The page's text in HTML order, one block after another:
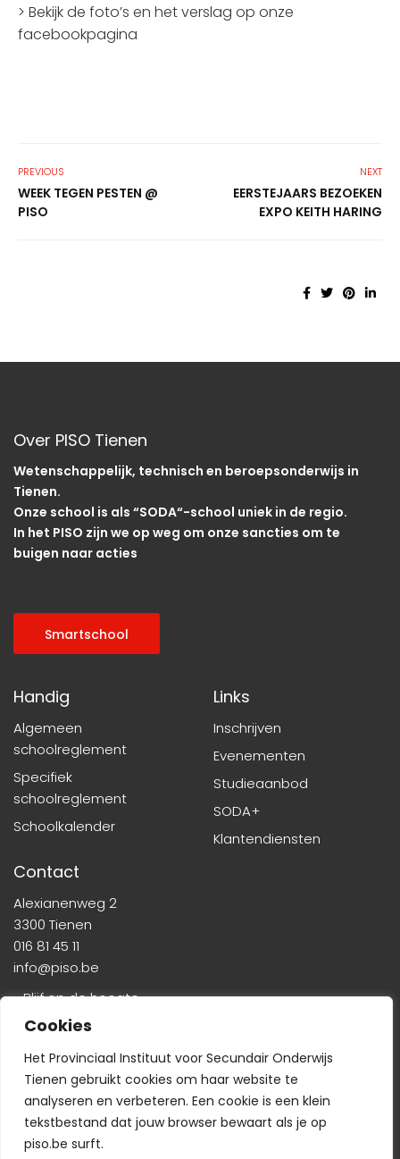
Cookies
Het Provinciaal Instituut voor Secundair Onderwijs
Tienen gebruikt cookies om haar website te
analyseren en verbeteren. Een cookie is een klein
tekstbestand dat jouw browser bewaart als je op
piso.be surft.
> Bekijk de foto’s en het verslag op onze
facebookpagina
PREVIOUS
WEEK TEGEN PESTEN @
PISO
NEXT
EERSTEJAARS BEZOEKEN
EXPO KEITH HARING
Over PISO Tienen
Wetenschappelijk, technisch en beroepsonderwijs in
Tienen.
Onze school is als “SODA“-school uniek in de regio.
In het PISO zijn we op weg om onze sancties om te
buigen naar acties
Smartschool
Handig
Algemeen
schoolreglement
Specifiek
schoolreglement
Schoolkalender
Links
Inschrijven
Evenementen
Studieaanbod
SODA+
Klantendiensten
Contact
Alexianenweg 2
3300 Tienen
016 81 45 11
info@piso.be
» Blijf op de hoogte
Veelgestelde vragen